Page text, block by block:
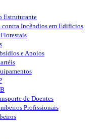
Estruturante
contra Incêndios em Edificios
e Apoios
de Doentes
Profissionais